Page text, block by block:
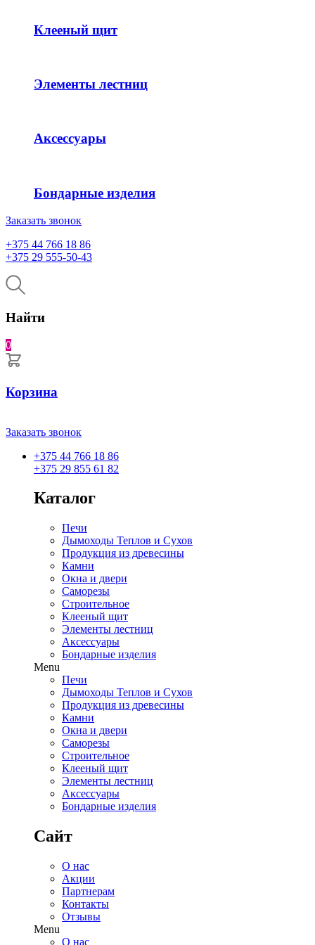
Клееный щит
Элементы лестниц
Аксессуары
Бондарные изделия
Заказать звонок
+375 44 766 18 86
+375 29 555-50-43
Найти
0
Корзина
Заказать звонок
+375 44 766 18 86
+375 29 855 61 82
Каталог
Печи
Дымоходы Теплов и Сухов
Продукция из древесины
Камни
Окна и двери
Саморезы
Строительное
Клееный щит
Элементы лестниц
Аксессуары
Бондарные изделия
Menu
Печи
Дымоходы Теплов и Сухов
Продукция из древесины
Камни
Окна и двери
Саморезы
Строительное
Клееный щит
Элементы лестниц
Аксессуары
Бондарные изделия
Сайт
О нас
Акции
Партнерам
Контакты
Отзывы
Menu
О нас